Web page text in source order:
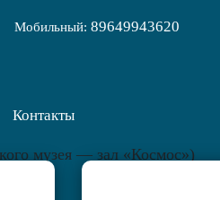
Мобильный: 89649943620
Контакты
музея — зал «Космос»)